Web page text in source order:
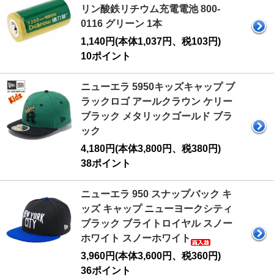
リン酸鉄リチウム充電電池 800-
0116 グリーン 1本
1,140円(本体1,037円、税103円)
10ポイント
ニューエラ 5950キッズキャップ ブ
ラックロゴ アールクラウン ケリー
ブラック メタリックゴールド ブラ
ック
4,180円(本体3,800円、税380円)
38ポイント
ニューエラ 950 スナップバック キ
ッズ キャップ ニューヨークシティ
ブラック ブライトロイヤル スノー
ホワイト スノーホワイト
3,960円(本体3,600円、税360円)
36ポイント